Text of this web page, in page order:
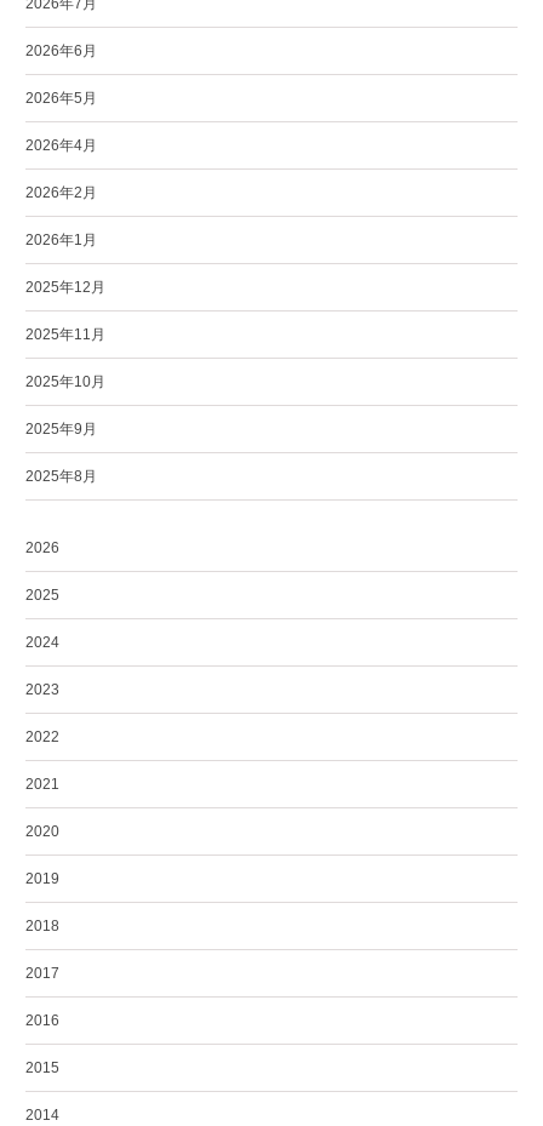
2026年7月
2026年6月
2026年5月
2026年4月
2026年2月
2026年1月
2025年12月
2025年11月
2025年10月
2025年9月
2025年8月
2026
2025
2024
2023
2022
2021
2020
2019
2018
2017
2016
2015
2014